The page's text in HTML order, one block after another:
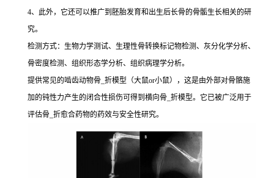
4、此外，它还可以推广到胚胎发育和出生后长骨的骨骺生长相关的研
究。
检测方式：生物力学测试、生理性骨转换标记物检测、灰分化学分析、
骨密度检测、组织形态学分析、组织病理学分析。
提供常见的啮齿动物骨_折模型（大鼠or小鼠），这是由外部对骨骼施
加的钝性力产生的闭合性损伤可得到横向骨_折模型。它已被广泛用于
评估骨_折愈合药物的药效与安全性研究。